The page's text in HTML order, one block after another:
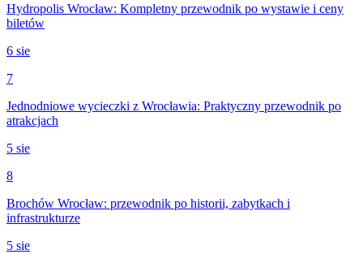
Hydropolis Wrocław: Kompletny przewodnik po wystawie i ceny
biletów
6 sie
7
Jednodniowe wycieczki z Wrocławia: Praktyczny przewodnik po
atrakcjach
5 sie
8
Brochów Wrocław: przewodnik po historii, zabytkach i
infrastrukturze
5 sie